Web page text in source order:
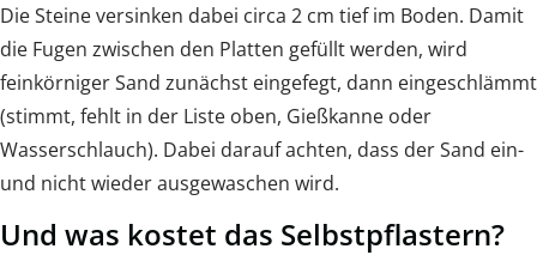
Die Steine versinken dabei circa 2 cm tief im Boden. Damit
die Fugen zwischen den Platten gefüllt werden, wird
feinkörniger Sand zunächst eingefegt, dann eingeschlämmt
(stimmt, fehlt in der Liste oben, Gießkanne oder
Wasserschlauch). Dabei darauf achten, dass der Sand ein-
und nicht wieder ausgewaschen wird.
Und was kostet das Selbstpflastern?